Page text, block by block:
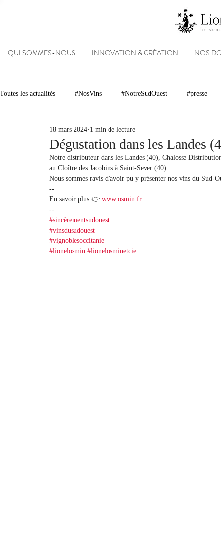
QUI SOMMES-NOUS INNOVATION & CRÉATION NOS
Toutes les actualités #NosVins #NotreSudOuest #presse
Chambre d’Amour Vins Armagnacs
Dégustations Evénements Réseaux sociaux
#NosDomaines
Dégustation dans les Landes
18 mars 2024 1 min de lecture
Notre distributeur dans les Landes (40), Chalosse
au Cloître des Jacobins à Saint-Sever (40).
Nous sommes ravis d'avoir pu y présenter nos vins du Sud-
--
En savoir plus 👉 www.osmin.fr
--
#sincèrementsudouest
#vinsdusudouest
#vignoblesoccitanie
#lionelosmin #lionelosminetcie